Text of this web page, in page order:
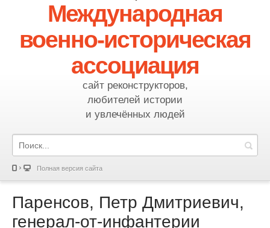
Международная
военно-историческая
ассоциация
сайт реконструкторов,
любителей истории
и увлечённых людей
Полная версия сайта
Паренсов, Петр Дмитриевич,
генерал-от-инфантерии